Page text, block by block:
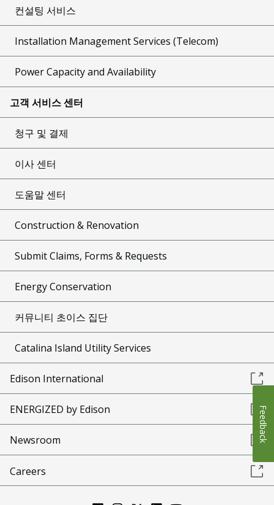
컨설팅 서비스
Installation Management Services (Telecom)
Power Capacity and Availability
고객 서비스 센터
청구 및 결제
이사 센터
도움말 센터
Construction & Renovation
Submit Claims, Forms & Requests
Energy Conservation
커뮤니티 초이스 집단
Catalina Island Utility Services
Edison International
ENERGIZED by Edison
Newsroom
Careers
Feedback